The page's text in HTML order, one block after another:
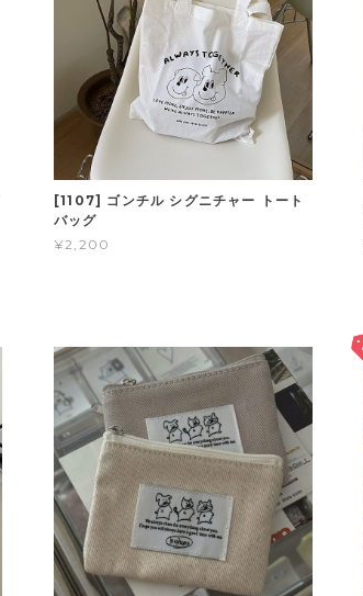
[1107] ゴンチル シグニチャー トート
バッグ
¥2,200